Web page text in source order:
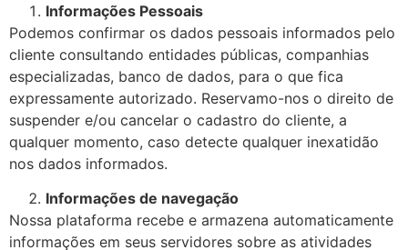
Informações Pessoais
Podemos confirmar os dados pessoais informados pelo
cliente consultando entidades públicas, companhias
especializadas, banco de dados, para o que fica
expressamente autorizado. Reservamo-nos o direito de
suspender e/ou cancelar o cadastro do cliente, a
qualquer momento, caso detecte qualquer inexatidão
nos dados informados.
Informações de navegação
Nossa plataforma recebe e armazena automaticamente
informações em seus servidores sobre as atividades